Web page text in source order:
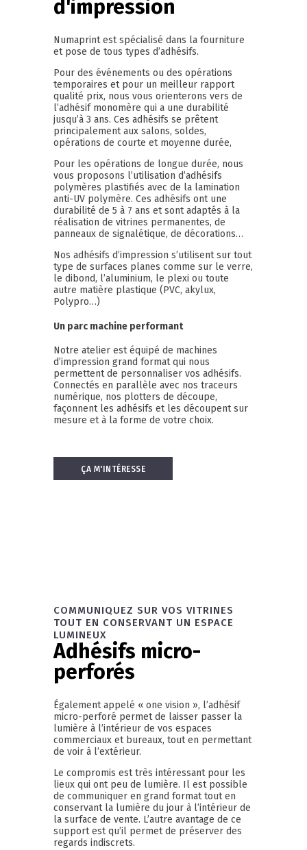
d'impression
Numaprint est spécialisé dans la fourniture
et pose de tous types d’adhésifs.
Pour des événements ou des opérations
temporaires et pour un meilleur rapport
qualité prix, nous vous orienterons vers de
l’adhésif monomère qui a une durabilité
jusqu’à 3 ans. Ces adhésifs se prêtent
principalement aux salons, soldes,
opérations de courte et moyenne durée,
Pour les opérations de longue durée, nous
vous proposons l’utilisation d’adhésifs
polymères plastifiés avec de la lamination
anti-UV polymère. Ces adhésifs ont une
durabilité de 5 à 7 ans et sont adaptés à la
réalisation de vitrines permanentes, de
panneaux de signalétique, de décorations…
Nos adhésifs d’impression s’utilisent sur tout
type de surfaces planes comme sur le verre,
le dibond, l’aluminium, le plexi ou toute
autre matière plastique (PVC, akylux,
Polypro…)
Un parc machine performant
Notre atelier est équipé de machines
d’impression grand format qui nous
permettent de personnaliser vos adhésifs.
Connectés en parallèle avec nos traceurs
numérique, nos plotters de découpe,
façonnent les adhésifs et les découpent sur
mesure et à la forme de votre choix.
ÇA M'INTÉRESSE
COMMUNIQUEZ SUR VOS VITRINES
TOUT EN CONSERVANT UN ESPACE
LUMINEUX
Adhésifs micro-
perforés
Également appelé « one vision », l’adhésif
micro-perforé permet de laisser passer la
lumière à l’intérieur de vos espaces
commerciaux et bureaux, tout en permettant
de voir à l’extérieur.
Le compromis est très intéressant pour les
lieux qui ont peu de lumière. Il est possible
de communiquer en grand format tout en
conservant la lumière du jour à l’intérieur de
la surface de vente. L’autre avantage de ce
support est qu’il permet de préserver des
regards indiscrets.